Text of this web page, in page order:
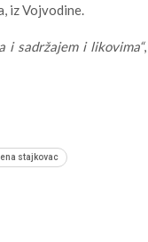
iz Vojvodine.
i sadržajem i likovima“,
stajkovac